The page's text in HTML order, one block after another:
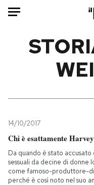
Mondo
Tecnologia
Internet
Scienza
Cultura
14/10/2017
Chi è esattamente
Da quando è stato accusato
sessuali da decine di donne
come famoso-produttore-
perché è così noto nel suo